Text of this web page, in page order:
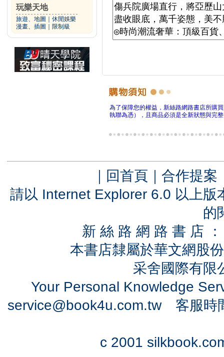
玩樂天地
旅遊、地圖
休閒娛樂
漫畫、插圖
限制級
為了保障您的權益，新絲路網路書店所購
執聯為憑），且商品必須是全新狀態與完
｜ 回首頁 ｜ 合作提案
請以 Internet Explorer 6.0 以上
的
新 絲 路 網 路 書 店
本書店隸屬於華文網股
采舍國際有
Your Personal Knowledge
service@book4u.com.tw客服時
c 2001